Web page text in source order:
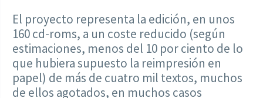
El proyecto representa la edición, en unos
160 cd-roms, a un coste reducido (según
estimaciones, menos del 10 por ciento de lo
que hubiera supuesto la reimpresión en
papel) de más de cuatro mil textos, muchos
de ellos agotados, en muchos casos